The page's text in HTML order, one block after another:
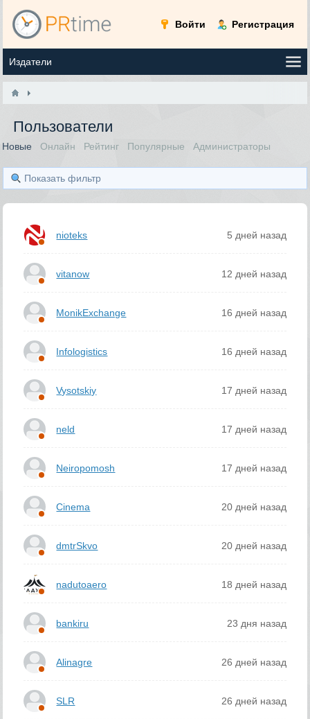
Войти Регистрация
Пользователи
Новые Онлайн Рейтинг Популярные Администраторы
Показать фильтр
nioteks 5 дней назад
vitanow 12 дней назад
MonikExchange 16 дней назад
Infologistics 16 дней назад
Vysotskiy 17 дней назад
neld 17 дней назад
Neiropomosh 17 дней назад
Cinema 20 дней назад
dmtrSkvo 20 дней назад
nadutoaero 18 дней назад
bankiru 23 дня назад
Alinagre 26 дней назад
SLR 26 дней назад